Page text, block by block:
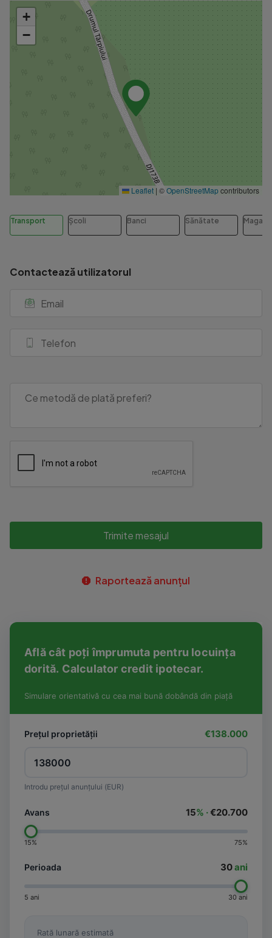
+
−
Leaflet | ©OpenStreetMapcontributors
Transport Școli Banci Sănătate
Contactează utilizatorul
Trimite mesajul
Raportează anunțul
Află cât poți împrumuta pentru locuința
dorită. Calculator credit ipotecar.
Simulare orientativă cu cea mai bună dobândă din piață
Prețul proprietății €138.000
Introdu prețul anunțului (EUR)
Avans 15% ·€20.700
15% 75%
Perioada 30ani
5 ani 30 ani
Rată lunară estimată